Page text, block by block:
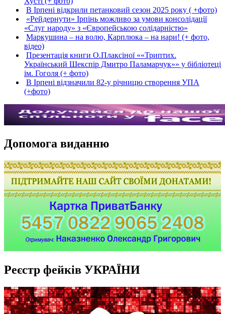
В Ірпені відкрили петанковий сезон 2025 року ( +фото)
«Рейдернути» Ірпінь можливо за умови консолідації
«Слуг народу» з «Європейською солідарністю»
Маркушина – на волю, Карплюка – на нари! (+ фото,
відео)
Презентація книги О.Плаксіної ««Триптих.
Український Шекспір Дмитро Паламарчук»» у бібліотеці
ім. Гоголя (+ фото)
В Ірпені відзначили 82-у річницю створення УПА
(+фото)
Допомога виданню
Реєстр фейків УКРАЇНИ